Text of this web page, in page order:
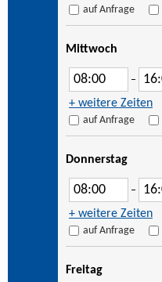
auf Anfrage
Mittwoch
–
+ weitere Zeiten
auf Anfrage
Donnerstag
–
+ weitere Zeiten
auf Anfrage
Freitag